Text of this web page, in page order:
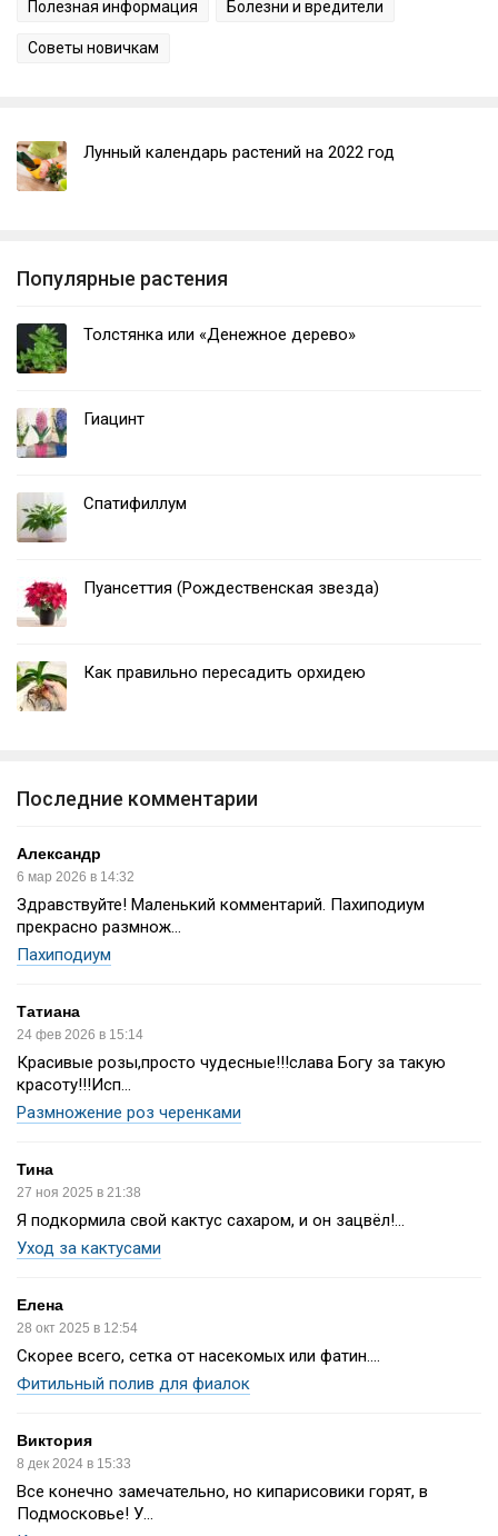
Полезная информация Болезни и вредители
Советы новичкам
Лунный календарь растений на 2022 год
Популярные растения
Толстянка или «Денежное дерево»
Гиацинт
Спатифиллум
Пуансеттия (Рождественская звезда)
Как правильно пересадить орхидею
Последние комментарии
Александр
6 мар 2026 в 14:32
Здравствуйте! Маленький комментарий. Пахиподиум
прекрасно размнож...
Пахиподиум
Татиана
24 фев 2026 в 15:14
Красивые розы,просто чудесные!!!слава Богу за такую
красоту!!!Исп...
Размножение роз черенками
Тина
27 ноя 2025 в 21:38
Я подкормила свой кактус сахаром, и он зацвёл!...
Уход за кактусами
Елена
28 окт 2025 в 12:54
Скорее всего, сетка от насекомых или фатин....
Фитильный полив для фиалок
Виктория
8 дек 2024 в 15:33
Все конечно замечательно, но кипарисовики горят, в
Подмосковье! У...